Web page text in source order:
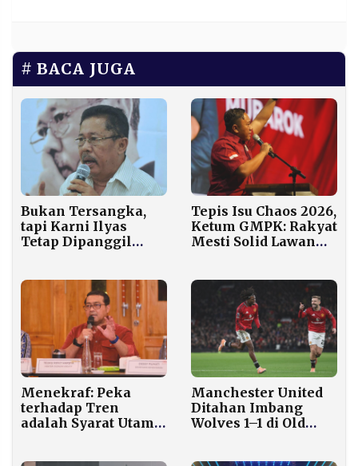
BACA JUGA
Bukan Tersangka,
tapi Karni Ilyas
Tetap Dipanggil
darinya
Tepis Isu Chaos 2026,
Ketum GMPK: Rakyat
Mesti Solid Lawan
Menekraf: Peka
terhadap Tren
adalah Syarat Utama
Manchester United
Ditahan Imbang
Wolves 1–1 di Old